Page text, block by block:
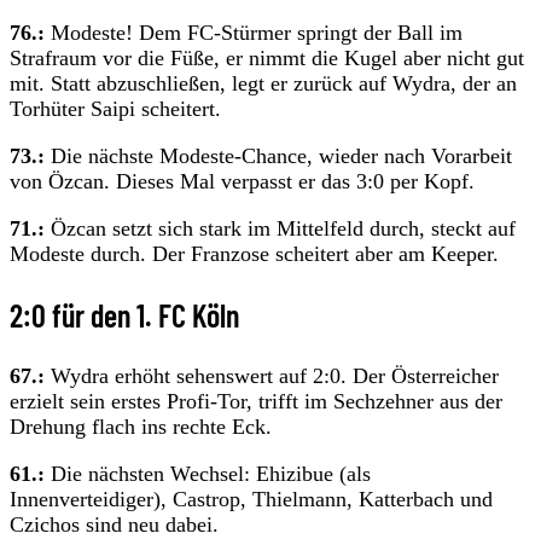
76.: Modeste! Dem FC-Stürmer springt der Ball im
Strafraum vor die Füße, er nimmt die Kugel aber nicht gut
mit. Statt abzuschließen, legt er zurück auf Wydra, der an
Torhüter Saipi scheitert.
73.: Die nächste Modeste-Chance, wieder nach Vorarbeit
von Özcan. Dieses Mal verpasst er das 3:0 per Kopf.
71.: Özcan setzt sich stark im Mittelfeld durch, steckt auf
Modeste durch. Der Franzose scheitert aber am Keeper.
2:0 für den 1. FC Köln
67.: Wydra erhöht sehenswert auf 2:0. Der Österreicher
erzielt sein erstes Profi-Tor, trifft im Sechzehner aus der
Drehung flach ins rechte Eck.
61.: Die nächsten Wechsel: Ehizibue (als
Innenverteidiger), Castrop, Thielmann, Katterbach und
Czichos sind neu dabei.